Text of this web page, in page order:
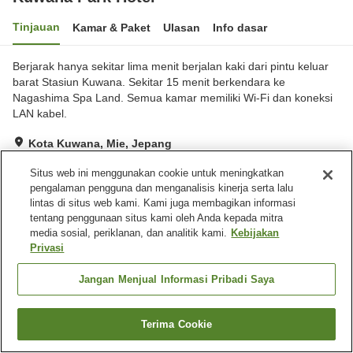
Tinjauan Kamar & Paket Ulasan Info dasar
Berjarak hanya sekitar lima menit berjalan kaki dari pintu keluar
barat Stasiun Kuwana. Sekitar 15 menit berkendara ke
Nagashima Spa Land. Semua kamar memiliki Wi-Fi dan koneksi
LAN kabel.
Kota Kuwana, Mie, Jepang
Sangat baik Ulasan: 210
Fasilitas properti
Tempat parkir
Beranda Jepang Mie Kota Kuwana Kuwana Park Hotel
Cari kamar
Situs web ini menggunakan cookie untuk meningkatkan
pengalaman pengguna dan menganalisis kinerja serta lalu
lintas di situs web kami. Kami juga membagikan informasi
tentang penggunaan situs kami oleh Anda kepada mitra
media sosial, periklanan, dan analitik kami. Kebijakan
Privasi
Jangan Menjual Informasi Pribadi Saya
Terima Cookie